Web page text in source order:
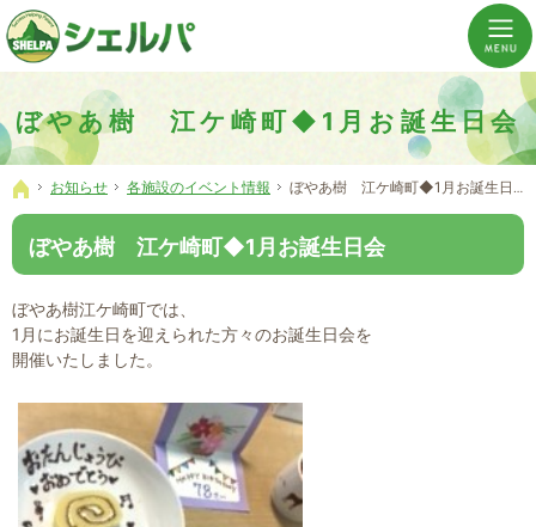
ぼやあ樹 江ケ崎町◆1月お誕生日会
介護の「通い・泊まり・訪問」から必要なものだけをご提供。介護のことならシェルパへ。
横浜市神奈川区 事業所数No,1の小規模多機能型居宅介護ぼやあ樹
ホーム
お知らせ 各施設のイベント情報 ぼやあ樹 江ケ崎町◆1月お誕生日会
ぼやあ樹 江ケ崎町◆1月お誕生日会
ぼやあ樹江ケ崎町では、
1月にお誕生日を迎えられた方々のお誕生日会を
開催いたしました。